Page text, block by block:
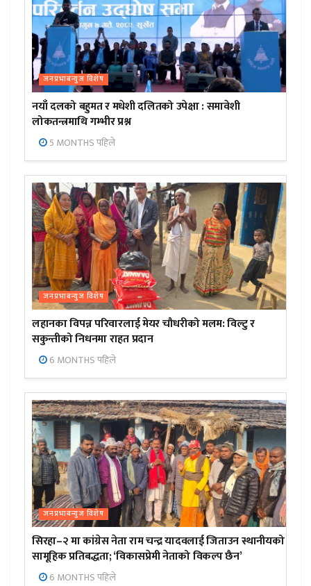
जनप्रभाबन्युज विशेष
नयाँ दलको बहुमत र मधेशी दलितको उपेक्षा : समावेशी
लोकतन्त्रमाथि गम्भीर प्रश्न
5 MONTHS पहिले
जनप्रभाबन्युज विशेष
लहानका विपन्न परिवारलाई मेयर चौधरीको मलम: विल्टु र
सकुन्तीको निधनमा राहत प्रदान
6 MONTHS पहिले
जनप्रभाबन्युज विशेष
सिरहा–२ मा कांग्रेस नेता राम चन्द्र यादवलाई जिताउन स्थानीयको
सामूहिक प्रतिबद्धता; ‘विकासप्रेमी नेताको विकल्प छैन’
6 MONTHS पहिले